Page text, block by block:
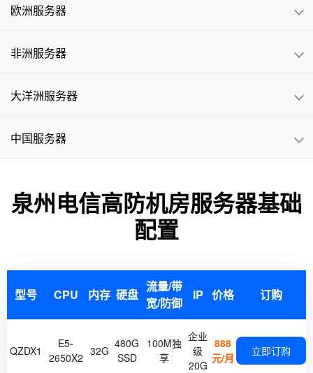
欧洲服务器
非洲服务器
大洋洲服务器
中国服务器
泉州电信高防机房服务器基础
配置
型号 CPU 内存 硬盘
流量/带
宽/防御
IP 价格 订购
QZDX1
E5-
2650X2 32G
480G
SSD
100M独
享
企业
级
20G
888
元/月
立即订购